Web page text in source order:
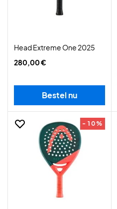
Head Extreme One 2025
280,00 €
Bestel nu
- 10%